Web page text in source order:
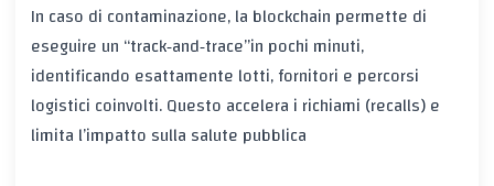
In caso di contaminazione, la blockchain permette di
eseguire un “track‑and‑trace”in pochi minuti,
identificando esattamente lotti, fornitori e percorsi
logistici coinvolti. Questo accelera i richiami (recalls) e
limita l’impatto sulla salute pubblica